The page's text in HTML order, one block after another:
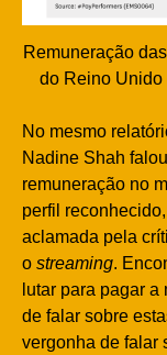
Remuneração
do Reino Unido
No mesmo
Nadine Shah
remuneração no
perfil
aclamada pela
o streaming.
lutar para pagar
de falar sobre
vergonha de falar